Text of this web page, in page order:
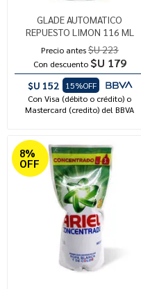
GLADE AUTOMATICO
REPUESTO LIMON 116 ML
Precio antes$U 223
Con descuento $U 179
$U 152
15%OFF
Con Visa (débito o crédito) o
Mastercard (credito) del BBVA
8%
OFF